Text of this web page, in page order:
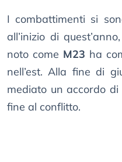
I combattimenti si
all’inizio di
noto come M23 ha
nell’est. Alla fine di
mediato un accordo
fine al conflitto.